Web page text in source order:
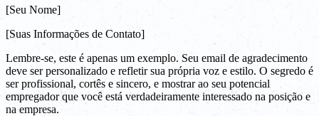
[Seu Nome]
[Suas Informações de Contato]
Lembre-se, este é apenas um exemplo. Seu email de agradecimento
deve ser personalizado e refletir sua própria voz e estilo. O segredo é
ser profissional, cortês e sincero, e mostrar ao seu potencial
empregador que você está verdadeiramente interessado na posição e
na empresa.